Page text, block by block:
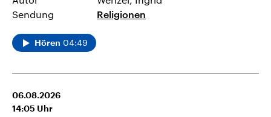
Sendung
Religionen
Hören 04:49
06.08.2026
14:05 Uhr